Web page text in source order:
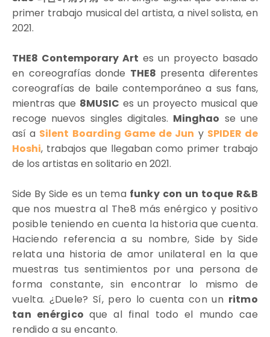
primer trabajo musical del artista, a nivel solista, en
2021.
THE8 Contemporary Art es un proyecto basado
en coreografías donde THE8 presenta diferentes
coreografías de baile contemporáneo a sus fans,
mientras que 8MUSIC es un proyecto musical que
recoge nuevos singles digitales. Minghao se une
así a Silent Boarding Game de Jun y SPIDER de
Hoshi, trabajos que llegaban como primer trabajo
de los artistas en solitario en 2021.
Side By Side es un tema funky con un toque R&B
que nos muestra al The8 más enérgico y positivo
posible teniendo en cuenta la historia que cuenta.
Haciendo referencia a su nombre, Side by Side
relata una historia de amor unilateral en la que
muestras tus sentimientos por una persona de
forma constante, sin encontrar lo mismo de
vuelta. ¿Duele? Sí, pero lo cuenta con un ritmo
tan enérgicoque al final todo el mundo cae
rendido a su encanto.